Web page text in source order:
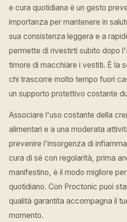
e cura quotidiana è un gesto
importanza per mantenere in
sua consistenza leggera e a
permette di rivestirti subito dopo
timore di macchiare i vestiti. È la
chi trascorre molto tempo fuori
un supporto protettivo costante
Associare l'uso costante della
alimentari e a una moderata
prevenire l'insorgenza di
cura di sé con regolarità, prima
manifestino, è il modo migliore
quotidiano. Con Proctonic puoi
qualità garantita accompagna il
momento.